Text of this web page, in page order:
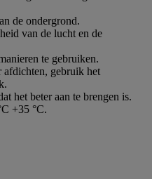
de ondergrond.
van de lucht en de
te gebruiken.
gebruik het
het beter aan te brengen is.
+35 °C.